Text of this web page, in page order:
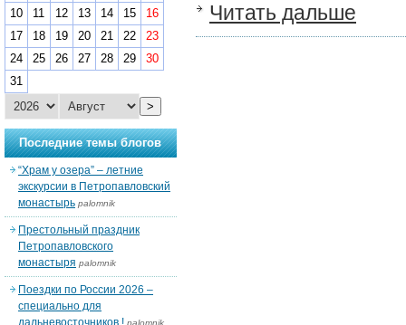
Читать дальше
10
11 12 13 14 15
16
17
18 19 20 21 22
23
24
25 26 27 28 29
30
31
>
Последние темы блогов
“Храм у озера” – летние
экскурсии в Петропавловский
монастырь palomnik
Престольный праздник
Петропавловского
монастыря palomnik
Поездки по России 2026 –
специально для
дальневосточников ! palomnik